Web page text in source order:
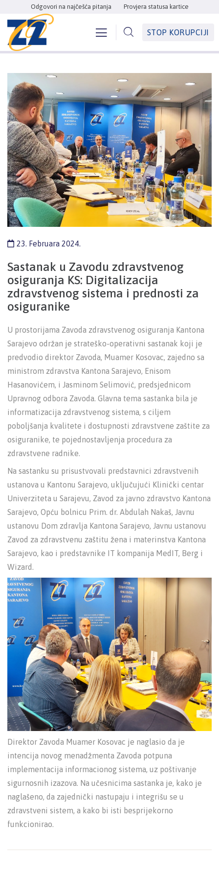
Odgovori na najčešća pitanja Provjera statusa kartice
STOP KORUPCIJI
23. Februara 2024.
Sastanak u Zavodu zdravstvenog
osiguranja KS: Digitalizacija
zdravstvenog sistema i prednosti za
osiguranike
U prostorijama Zavoda zdravstvenog osiguranja Kantona
Sarajevo održan je strateško-operativni sastanak koji je
predvodio direktor Zavoda, Muamer Kosovac, zajedno sa
ministrom zdravstva Kantona Sarajevo, Enisom
Hasanovićem, i Jasminom Selimović, predsjednicom
Upravnog odbora Zavoda. Glavna tema sastanka bila je
informatizacija zdravstvenog sistema, s ciljem
poboljšanja kvalitete i dostupnosti zdravstvene zaštite za
osiguranike, te pojednostavljenja procedura za
zdravstvene radnike.
Na sastanku su prisustvovali predstavnici zdravstvenih
ustanova u Kantonu Sarajevo, uključujući Klinički centar
Univerziteta u Sarajevu, Zavod za javno zdravstvo Kantona
Sarajevo, Opću bolnicu Prim. dr. Abdulah Nakaš, Javnu
ustanovu Dom zdravlja Kantona Sarajevo, Javnu ustanovu
Zavod za zdravstvenu zaštitu žena i materinstva Kantona
Sarajevo, kao i predstavnike IT kompanija MedIT, Berg i
Wizard.
Direktor Zavoda Muamer Kosovac je naglasio da je
intencija novog menadžmenta Zavoda potpuna
implementacija informacionog sistema, uz poštivanje
sigurnosnih izazova. Na učesnicima sastanka je, kako je
naglašeno, da zajednički nastupaju i integrišu se u
zdravstveni sistem, a kako bi isti besprijekorno
funkcionirao.